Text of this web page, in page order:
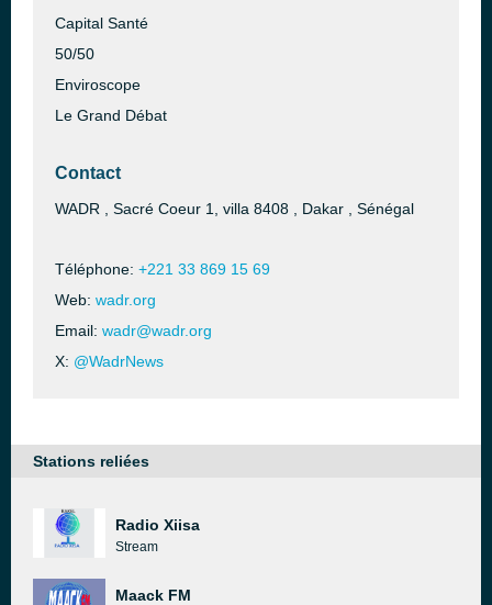
Capital Santé
50/50
Enviroscope
Le Grand Débat
Contact
WADR , Sacré Coeur 1, villa 8408 , Dakar , Sénégal
Téléphone: +221 33 869 15 69
Web: wadr.org
Email: wadr@wadr.org
X: @WadrNews
Stations reliées
Radio Xiisa
Stream
Maack FM